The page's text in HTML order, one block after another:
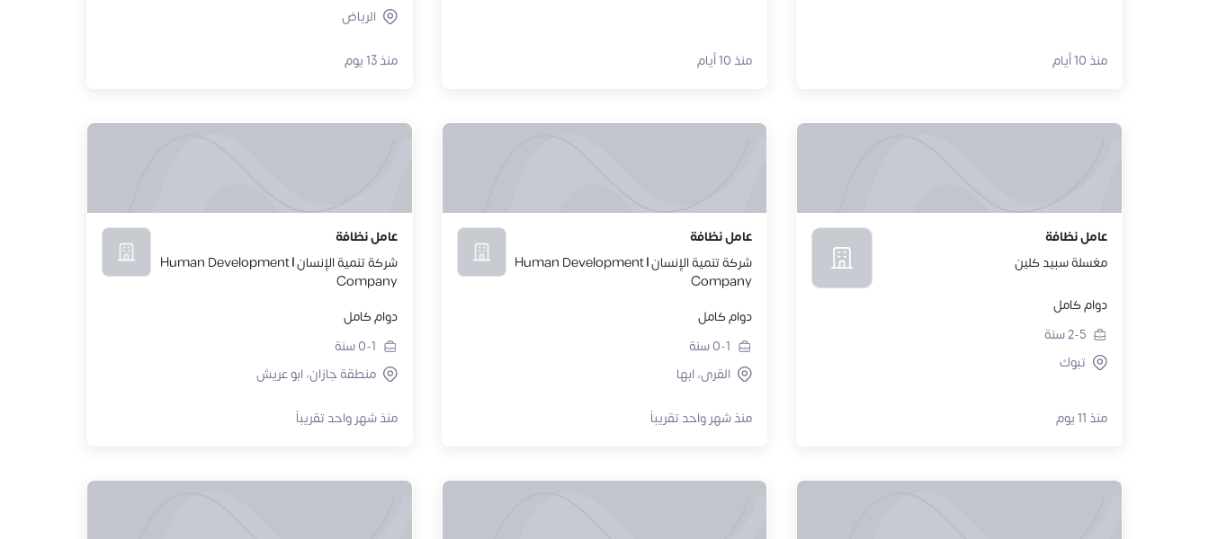
منذ 10 أيام منذ 10 أيام
الرياض
منذ 13 يوم
عامل نظافة
مغسلة سبيد كلين
دوام كامل
2-5سنة
تبوك
منذ 11 يوم
عامل نظافة
شركة تنمية الإنسان | Human Development
Company
دوام كامل
0-1سنة
القرى، ابها
منذ شهر واحد تقريباً
عامل نظافة
شركة تنمية الإنسان | Human Development
Company
دوام كامل
0-1سنة
منطقة جازان، ابو عريش
منذ شهر واحد تقريباً